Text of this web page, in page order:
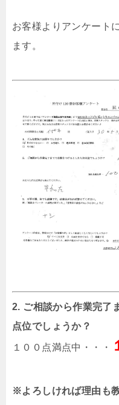
お客様よりアンケート
ます。
2. ご相談から作業完了
点位でしょうか？
１００点満点中・・・
※よろしければ理由も